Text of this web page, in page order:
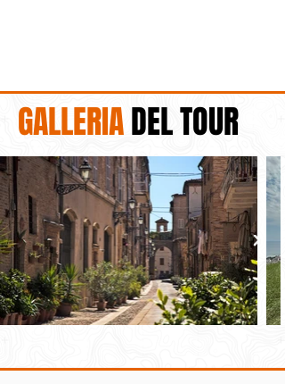
GALLERIADEL TOUR